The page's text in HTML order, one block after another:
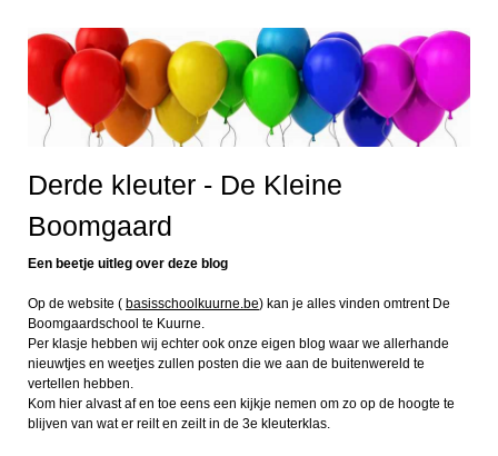
Derde kleuter - De Kleine
Boomgaard
Een beetje uitleg over deze blog
Op de website ( basisschoolkuurne.be) kan je alles vinden omtrent De
Boomgaardschool te Kuurne.
Per klasje hebben wij echter ook onze eigen blog waar we allerhande
nieuwtjes en weetjes zullen posten die we aan de buitenwereld te
vertellen hebben.
Kom hier alvast af en toe eens een kijkje nemen om zo op de hoogte te
blijven van wat er reilt en zeilt in de 3e kleuterklas.